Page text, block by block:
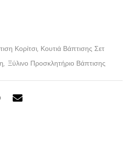
Κορίτσι, Κουτιά Βάπτισης Σετ
, Ξύλινο Προσκλητήριο Βάπτισης